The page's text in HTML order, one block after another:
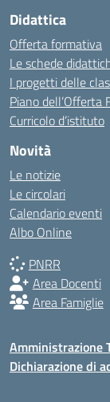
Didattica
Offerta formativa
Le schede
I progetti delle
Piano dell’Offerta
Curricolo d’istituto
Novità
Le notizie
Le circolari
Calendario eventi
Albo Online
PNRR
Area Docenti
Area Famiglie
Amministrazione
Dichiarazione di